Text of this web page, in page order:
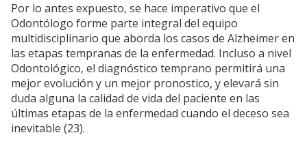
Por lo antes expuesto, se hace imperativo que el
Odontólogo forme parte integral del equipo
multidisciplinario que aborda los casos de Alzheimer en
las etapas tempranas de la enfermedad. Incluso a nivel
Odontológico, el diagnóstico temprano permitirá una
mejor evolución y un mejor pronostico, y elevará sin
duda alguna la calidad de vida del paciente en las
últimas etapas de la enfermedad cuando el deceso sea
inevitable (23).